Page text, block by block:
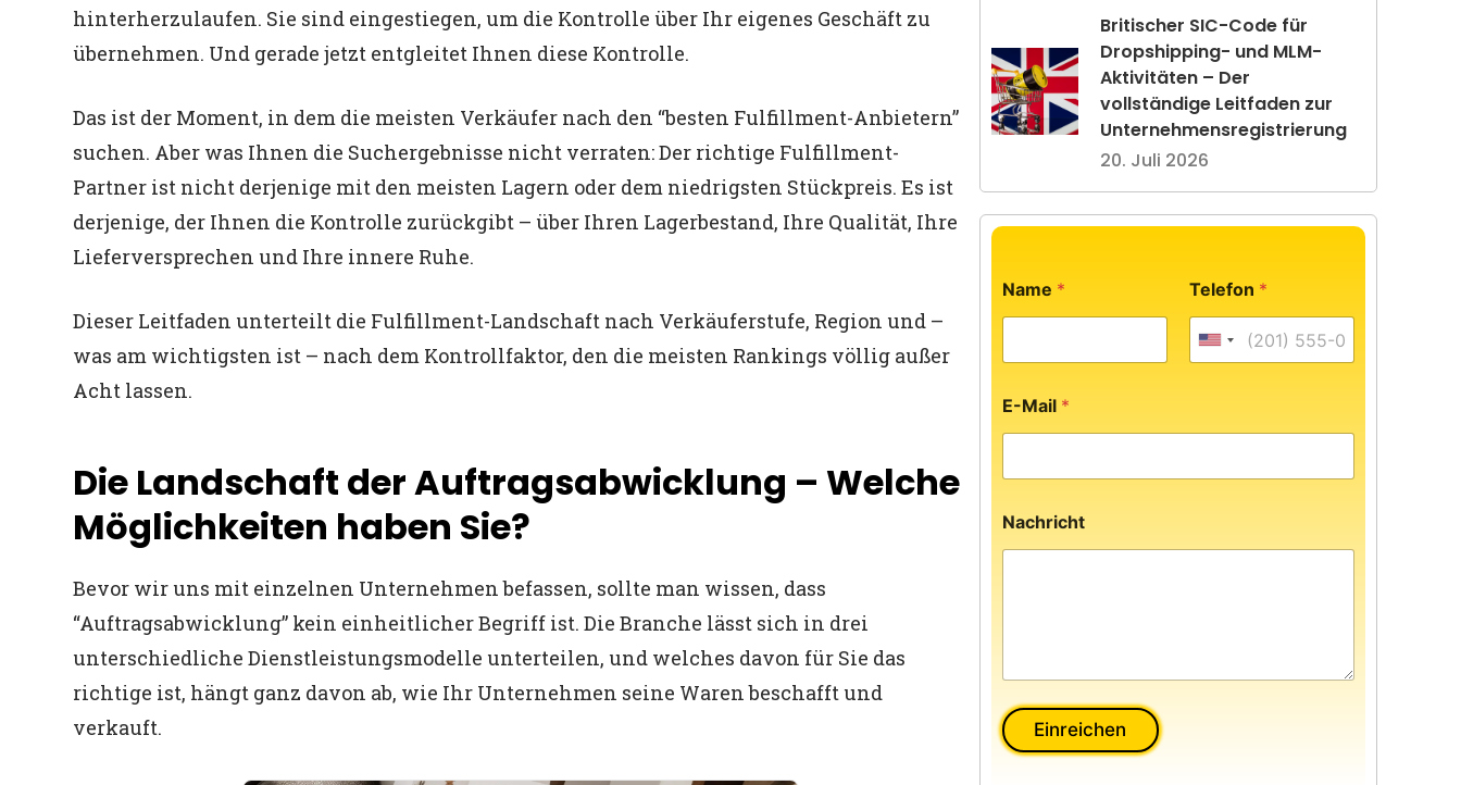
hinterherzulaufen. Sie sind eingestiegen, um die Kontrolle über Ihr eigenes Geschäft zu
übernehmen. Und gerade jetzt entgleitet Ihnen diese Kontrolle.
Das ist der Moment, in dem die meisten Verkäufer nach den “besten Fulfillment-Anbietern”
suchen. Aber was Ihnen die Suchergebnisse nicht verraten: Der richtige Fulfillment-
Partner ist nicht derjenige mit den meisten Lagern oder dem niedrigsten Stückpreis. Es ist
derjenige, der Ihnen die Kontrolle zurückgibt – über Ihren Lagerbestand, Ihre Qualität, Ihre
Lieferversprechen und Ihre innere Ruhe.
Dieser Leitfaden unterteilt die Fulfillment-Landschaft nach Verkäuferstufe, Region und –
was am wichtigsten ist – nach dem Kontrollfaktor, den die meisten Rankings völlig außer
Acht lassen.
Die Landschaft der Auftragsabwicklung – Welche
Möglichkeiten haben Sie?
Bevor wir uns mit einzelnen Unternehmen befassen, sollte man wissen, dass
“Auftragsabwicklung” kein einheitlicher Begriff ist. Die Branche lässt sich in drei
unterschiedliche Dienstleistungsmodelle unterteilen, und welches davon für Sie das
richtige ist, hängt ganz davon ab, wie Ihr Unternehmen seine Waren beschafft und
verkauft.
Britischer SIC-Code für
Dropshipping- und MLM-
Aktivitäten – Der
vollständige Leitfaden zur
Unternehmensregistrierung
20. Juli 2026
N
a
e
a
m
e
Name * Telefon *
United States +1
E-Mail *
Nachricht
Einreichen